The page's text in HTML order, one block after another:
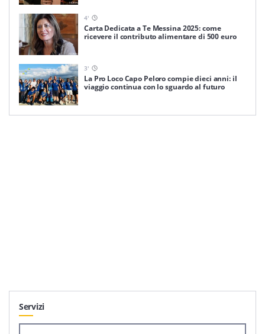
4'
Carta Dedicata a Te Messina 2025: come
ricevere il contributo alimentare di 500 euro
3'
La Pro Loco Capo Peloro compie dieci anni: il
viaggio continua con lo sguardo al futuro
Servizi